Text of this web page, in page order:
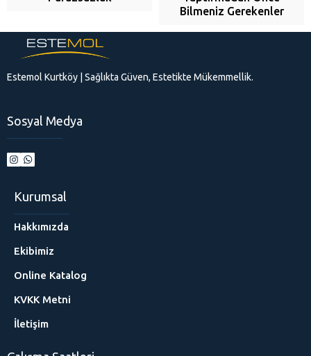
Bilmeniz Gerekenler
Estemol Kurtköy | Sağlıkta Güven, Estetikte Mükemmellik.
Sosyal Medya
Kurumsal
Hakkımızda
Ekibimiz
Online Katalog
KVKK Metni
İletişim